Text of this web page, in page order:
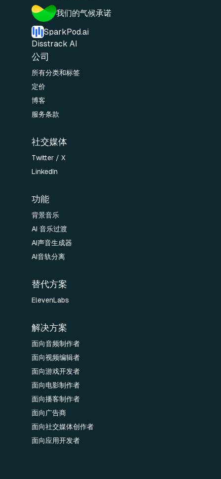
我们的气候承诺
SparkPod.ai
Disstrack AI
公司
所有分类和标签
定价
博客
服务条款
社交媒体
Twitter / X
LinkedIn
功能
背景音乐
AI 音乐过渡
AI声音生成器
AI音轨分离
替代方案
ElevenLabs
解决方案
面向音频制作者
面向视频编辑者
面向游戏开发者
面向电影制作者
面向播客制作者
面向广告商
面向社交媒体创作者
面向应用开发者